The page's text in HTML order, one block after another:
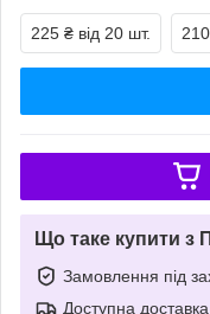
225 ₴ від 20 шт.
Що таке купити з
Замовлення під
Доступна доставка